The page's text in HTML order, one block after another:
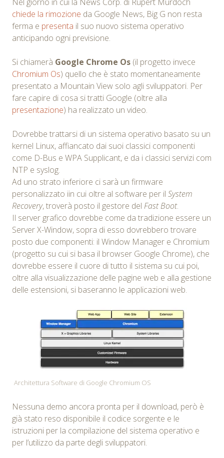
chiede la rimozione da Google News, Big G non resta
ferma e presenta il suo nuovo sistema operativo
anticipando ogni previsione.
Si chiamerà Google Chrome Os (il progetto invece
Chromium Os) quello che è stato momentaneamente
presentato a Mountain View solo agli sviluppatori. Per
fare capire di cosa si tratti Google (oltre alla
presentazione) ha realizzato un video.
Dovrebbe trattarsi di un sistema operativo basato su un
kernel Linux, affiancato dai suoi classici componenti
come D-Bus e WPA Supplicant, e da i classici servizi com
NTP e syslog.
Ad uno strato inferiore ci sarà un firmware
personalizzato iin cui oltre al software per il System
Recovery, troverà posto il gestore del Fast Boot.
Il server grafico dovrebbe come da tradizione essere un
Server X-Window, sopra di esso dovrebbero trovare
posto due componenti: il Window Manager e Chromium
(progetto su cui si basa il browser Google Chrome), che
dovrebbe essere il cuore di tutto il sistema su cui poi,
oltre alla visualizzazione delle pagine web e alla gestione
delle estensioni, si baseranno le applicazioni web.
Architettura Software di Google Chromium OS
Nessuna demo ancora pronta per il download, però è
già stato reso disponibile il codice sorgente e le
istruzioni per la compilazione del sistema operativo e
per l’utilizzo da parte degli sviluppatori.